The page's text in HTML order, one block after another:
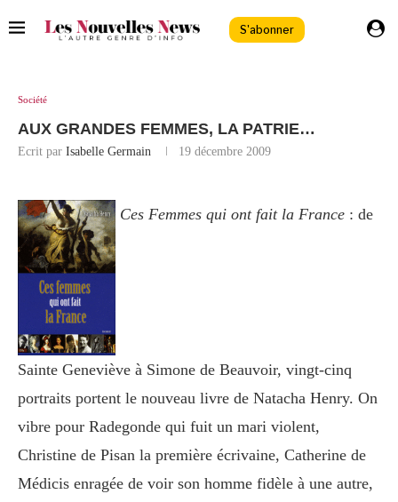
S'abonner
Société
AUX GRANDES FEMMES, LA PATRIE…
Ecrit par Isabelle Germain 19 décembre 2009
Ces Femmes qui ont fait la France : de
Sainte Geneviève à Simone de Beauvoir, vingt-cinq
portraits portent le nouveau livre de Natacha Henry. On
vibre pour Radegonde qui fuit un mari violent,
Christine de Pisan la première écrivaine, Catherine de
Médicis enragée de voir son homme fidèle à une autre,